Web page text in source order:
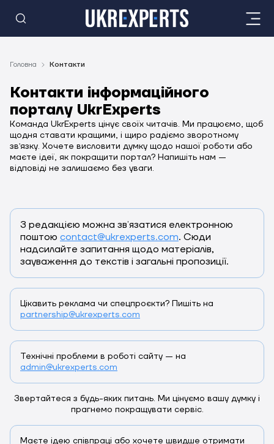
Головна Контакти
Контакти інформаційного
порталу UkrExperts
Команда UkrExperts цінує своїх читачів. Ми працюємо, щоб
щодня ставати кращими, і щиро радіємо зворотному
звʼязку. Хочете висловити думку щодо нашої роботи або
маєте ідеї, як покращити портал? Напишіть нам —
відповіді не залишаємо без уваги.
З редакцією можна звʼязатися електронною
поштою contact@ukrexperts.com. Сюди
надсилайте запитання щодо матеріалів,
зауваження до текстів і загальні пропозиції.
Цікавить реклама чи спецпроєкти? Пишіть на
partnership@ukrexperts.com
Технічні проблеми в роботі сайту — на
admin@ukrexperts.com
Звертайтеся з будь-яких питань. Ми цінуємо вашу думку і
прагнемо покращувати сервіс.
Маєте ідею співпраці або хочете швидше отримати